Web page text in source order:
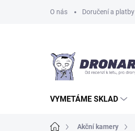
O nás Doručení a platby
VYMETÁME SKLAD
Domů Akční kamery